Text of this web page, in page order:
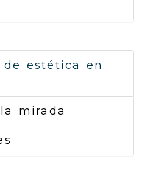
de estética en
mirada